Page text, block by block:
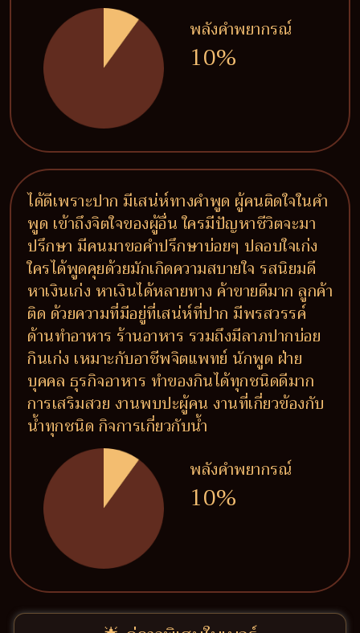
พลังคำพยากรณ์
10%
ได้ดีเพราะปาก มีเสน่ห์ทางคำพูด ผู้คนติดใจในคำ
พูด เข้าถึงจิตใจของผู้อื่น ใครมีปัญหาชีวิตจะมา
ปรึกษา มีคนมาขอคำปรึกษาบ่อยๆ ปลอบใจเก่ง
ใครได้พูดคุยด้วยมักเกิดความสบายใจ รสนิยมดี
หาเงินเก่ง หาเงินได้หลายทาง ค้าขายดีมาก ลูกค้า
ติด ด้วยความที่มีอยู่ที่เสน่ห์ที่ปาก มีพรสวรรค์
ด้านทำอาหาร ร้านอาหาร รวมถึงมีลาภปากบ่อย
กินเก่ง เหมาะกับอาชีพจิตแพทย์ นักพูด ฝ่าย
บุคคล ธุรกิจอาหาร ทำของกินได้ทุกชนิดดีมาก
การเสริมสวย งานพบปะผู้คน งานที่เกี่ยวข้องกับ
น้ำทุกชนิด กิจการเกี่ยวกับน้ำ
พลังคำพยากรณ์
10%